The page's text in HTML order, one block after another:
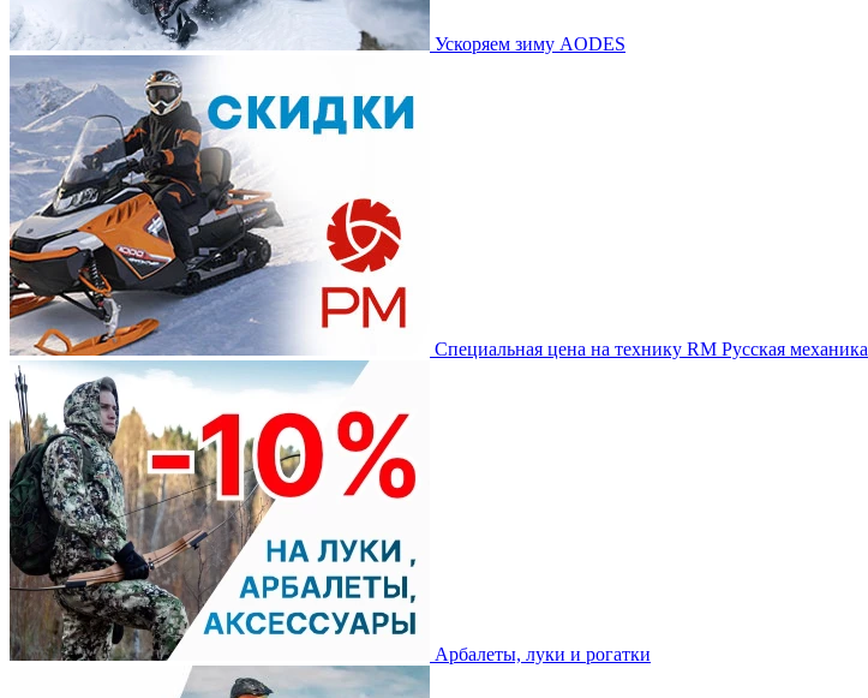
Ускоряем зиму AODES
Специальная цена на технику RM Русская механика
Арбалеты, луки и рогатки